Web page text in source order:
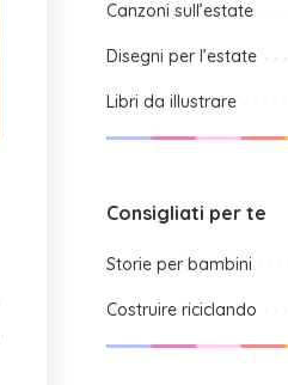
Canzoni sull’estate
Disegni per l’estate
Libri da illustrare
Consigliati per te
Storie per bambini
Costruire riciclando